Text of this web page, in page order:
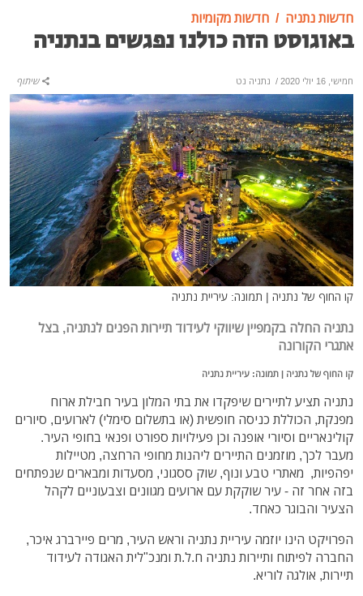
חדשות נתניה חדשות מקומיות
באוגוסט הזה כולנו נפגשים בנתניה
חמישי, 16 יולי 2020 / נתניה נט שיתוף
קו החוף של נתניה | תמונה: עיריית נתניה
נתניה החלה בקמפיין שיווקי לעידוד תיירות הפנים לנתניה, בצל
אתגרי הקורונה
קו החוף של נתניה | תמונה: עיריית נתניה
נתניה תציע לתיירים שיפקדו את בתי המלון בעיר חבילת ארוח
מפנקת, הכוללת כניסה חופשית (או בתשלום סימלי) לארועים, סיורים
קולינאריים וסיורי אופנה וכן פעילויות ספורט ופנאי בחופי העיר.
מעבר לכך, מוזמנים התיירים ליהנות מחופי הרחצה, מטיילות
יפהפיות, מאתרי טבע ונוף, שוק ססגוני, מסעדות ומבארים שנפתחים
בזה אחר זה - עיר שוקקת עם ארועים מגוונים וצבעוניים לקהל
הצעיר והבוגר כאחד.
הפרויקט הינו יוזמה עיריית נתניה וראש העיר, מרים פיירברג איכר,
החברה לפיתוח ותיירות נתניה ח.ל.ת ומנכ"לית האגודה לעידוד
תיירות, אולגה לוריא.